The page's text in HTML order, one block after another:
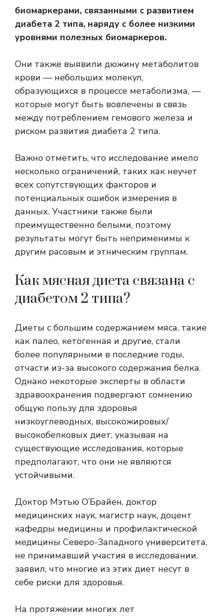
биомаркерами, связанными с развитием
диабета 2 типа, наряду с более низкими
уровнями полезных биомаркеров.
Они также выявили дюжину метаболитов
крови — небольших молекул,
образующихся в процессе метаболизма, —
которые могут быть вовлечены в связь
между потреблением гемового железа и
риском развития диабета 2 типа.
Важно отметить, что исследование имело
несколько ограничений, таких как неучет
всех сопутствующих факторов и
потенциальных ошибок измерения в
данных. Участники также были
преимущественно белыми, поэтому
результаты могут быть неприменимы к
другим расовым и этническим группам.
Как мясная диета связана с
диабетом 2 типа?
Диеты с большим содержанием мяса, такие
как палео, кетогенная и другие, стали
более популярными в последние годы,
отчасти из-за высокого содержания белка.
Однако некоторые эксперты в области
здравоохранения подвергают сомнению
общую пользу для здоровья
низкоуглеводных, высокожировых/
высокобелковых диет, указывая на
существующие исследования, которые
предполагают, что они не являются
устойчивыми.
Доктор Мэтью О’Брайен, доктор
медицинских наук, магистр наук, доцент
кафедры медицины и профилактической
медицины Северо-Западного университета,
не принимавший участия в исследовании,
заявил, что многие из этих диет несут в
себе риски для здоровья.
На протяжении многих лет